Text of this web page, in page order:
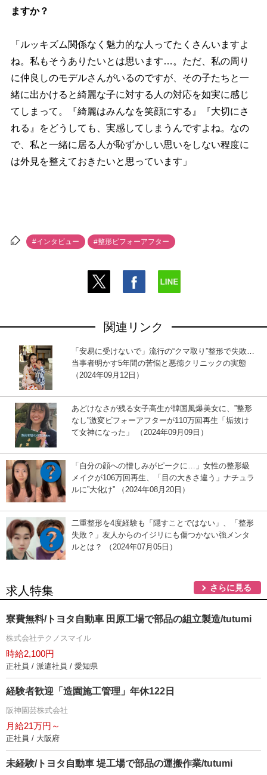
ますか？
「ルッキズム関係なく魅力的な人ってたくさんいますよ
ね。私もそうありたいとは思います…。ただ、私の周り
に仲良しのモデルさんがいるのですが、その子たちと一
緒に出かけると綺麗な子に対する人の対応を如実に感じ
てしまって。『綺麗はみんなを笑顔にする』『大切にさ
れる』をどうしても、実感してしまうんですよね。なの
で、私と一緒に居る人が恥ずかしい思いをしない程度に
は外見を整えておきたいと思っています」
#インタビュー #整形ビフォーアフター
関連リンク
「安易に受けないで」流行の“クマ取り”整形で失敗…
当事者明かす5年間の苦悩と悪徳クリニックの実態
（2024年09月12日）
あどけなさが残る女子高生が韓国風爆美女に、”整形
なし”激変ビフォーアフターが110万回再生「垢抜け
て女神になった」 （2024年09月09日）
「自分の顔への憎しみがピークに…」女性の整形級
メイクが106万回再生、「目の大きさ違う」ナチュラ
ルに”大化け” （2024年08月20日）
二重整形を4度経験も「隠すことではない」、「整形
失敗？」友人からのイジリにも傷つかない強メンタ
ルとは？ （2024年07月05日）
求人特集 さらに見る
寮費無料/トヨタ自動車 田原工場で部品の組立製造/tutumi
株式会社テクノスマイル
時給2,100円
正社員 / 派遣社員 / 愛知県
経験者歓迎「造園施工管理」年休122日
阪神園芸株式会社
月給21万円～
正社員 / 大阪府
未経験/トヨタ自動車 堤工場で部品の運搬作業/tutumi